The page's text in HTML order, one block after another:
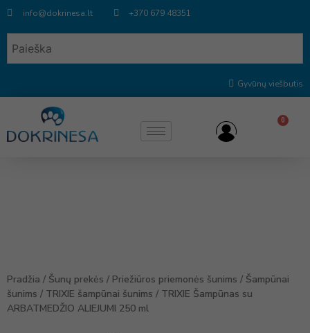
info@dokrinesa.lt +370 679 48351
Gyvūnų viešbutis
0
Pradžia / Šunų prekės / Priežiūros priemonės šunims / Šampūnai
šunims / TRIXIE šampūnai šunims / TRIXIE Šampūnas su
ARBATMEDŽIO ALIEJUMI 250 ml